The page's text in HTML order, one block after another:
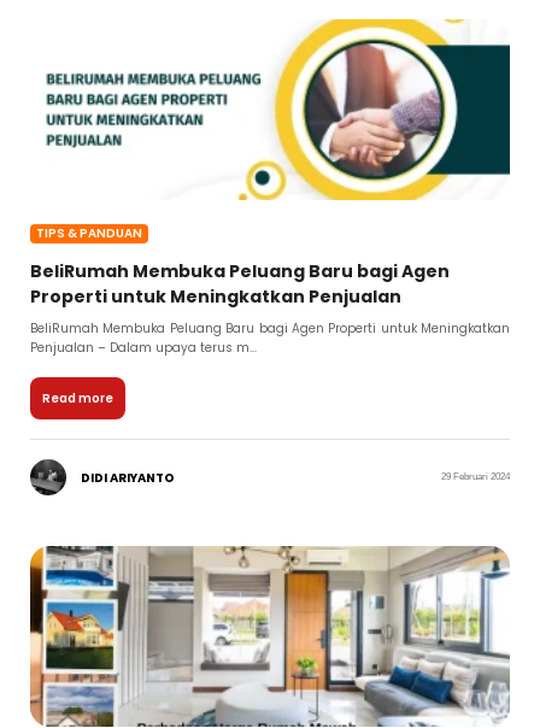
TIPS & PANDUAN
BeliRumah Membuka Peluang Baru bagi Agen
Properti untuk Meningkatkan Penjualan
BeliRumah Membuka Peluang Baru bagi Agen Properti untuk Meningkatkan
Penjualan – Dalam upaya terus m...
Read more
DIDI ARIYANTO 29 Februari 2024